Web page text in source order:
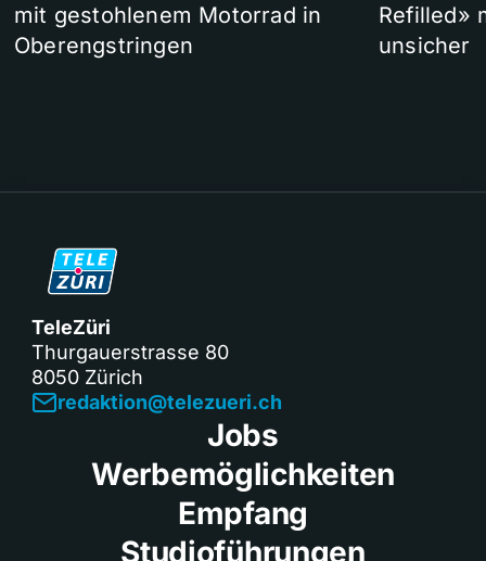
mit gestohlenem Motorrad in
Oberengstringen
Refilled»
unsicher
TeleZüri
Thurgauerstrasse 80
8050 Zürich
redaktion@telezueri.ch
Jobs
Werbemöglichkeiten
Empfang
Studioführungen